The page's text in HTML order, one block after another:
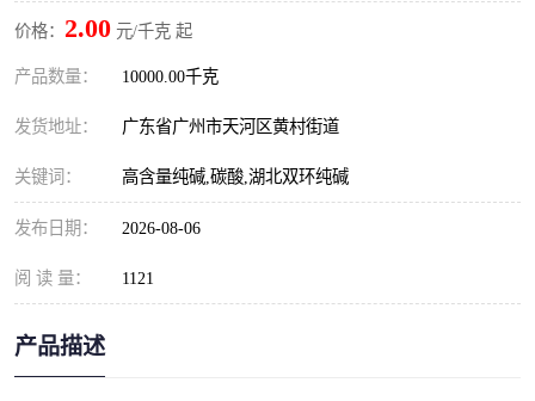
价格： 2.00 元/千克 起
产品数量： 10000.00千克
发货地址： 广东省广州市天河区黄村街道
关键词： 高含量纯碱,碳酸,湖北双环纯碱
发布日期： 2026-08-06
阅 读 量： 1121
产品描述
大苏打